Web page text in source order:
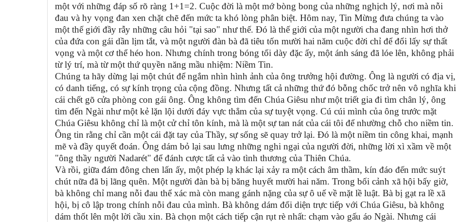
một với những đáp số rõ ràng 1+1=2. Cuộc đời là một mớ bòng bong của những nghịch lý, nơi mà nỗi
đau và hy vọng đan xen chặt chẽ đến mức ta khó lòng phân biệt. Hôm nay, Tin Mừng đưa chúng ta vào
một thế giới đầy rẫy những câu hỏi "tại sao" như thế. Đó là thế giới của một người cha đang nhìn hơi thở
của đứa con gái dần lịm tắt, và một người đàn bà đã tiêu tốn mười hai năm cuộc đời chỉ để đổi lấy sự thất
vọng và một cơ thể héo hon. Nhưng chính trong bóng tối dày đặc ấy, một ánh sáng đã lóe lên, không phải
từ lý trí, mà từ một thứ quyền năng mầu nhiệm: Niềm Tin.
Chúng ta hãy dừng lại một chút để ngắm nhìn hình ảnh của ông trưởng hội đường. Ông là người có địa vị,
có danh tiếng, có sự kính trọng của cộng đồng. Nhưng tất cả những thứ đó bỗng chốc trở nên vô nghĩa khi
cái chết gõ cửa phòng con gái ông. Ông không tìm đến Chúa Giêsu như một triết gia đi tìm chân lý, ông
tìm đến Ngài như một kẻ lặn lội dưới đáy vực thẳm của sự tuyệt vọng. Cú cúi mình của ông trước mặt
Chúa Giêsu không chỉ là một cử chỉ tôn kính, mà là một sự tan nát của cái tôi để nhường chỗ cho niềm tin.
Ông tin rằng chỉ cần một cái đặt tay của Thầy, sự sống sẽ quay trở lại. Đó là một niềm tin công khai, mạnh
mẽ và đầy quyết đoán. Ông dám bỏ lại sau lưng những nghi ngại của người đời, những lời xì xầm về một
"ông thầy người Nadarét" để đánh cược tất cả vào tình thương của Thiên Chúa.
Và rồi, giữa đám đông chen lấn ấy, một phép lạ khác lại xảy ra một cách âm thầm, kín đáo đến mức suýt
chút nữa đã bị lãng quên. Một người đàn bà bị băng huyết mười hai năm. Trong bối cảnh xã hội bấy giờ,
bà không chỉ mang nỗi đau thể xác mà còn mang gánh nặng của sự ô uế về mặt lề luật. Bà bị gạt ra lề xã
hội, bị cô lập trong chính nỗi đau của mình. Bà không dám đối diện trực tiếp với Chúa Giêsu, bà không
dám thốt lên một lời cầu xin. Bà chọn một cách tiếp cận rụt rè nhất: chạm vào gấu áo Ngài. Nhưng cái